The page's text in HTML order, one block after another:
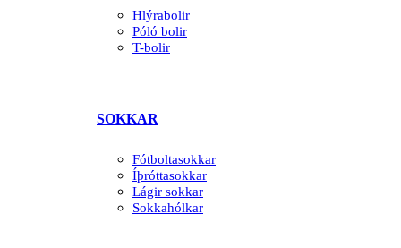
Hlýrabolir
Póló bolir
T-bolir
SOKKAR
Fótboltasokkar
Íþróttasokkar
Lágir sokkar
Sokkahólkar